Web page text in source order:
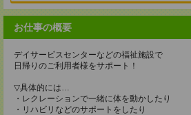
お仕事の概要
デイサービスセンターなどの福祉施設で
日帰りのご利用者様をサポート！
▽具体的には…
・レクレーションで一緒に体を動かしたり
・リハビリなどのサポートをしたり